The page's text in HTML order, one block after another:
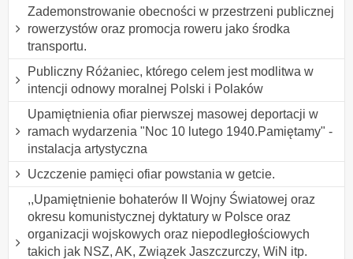
Zademonstrowanie obecności w przestrzeni publicznej
rowerzystów oraz promocja roweru jako środka
transportu.
Publiczny Różaniec, którego celem jest modlitwa w
intencji odnowy moralnej Polski i Polaków
Upamiętnienia ofiar pierwszej masowej deportacji w
ramach wydarzenia "Noc 10 lutego 1940.Pamiętamy" -
instalacja artystyczna
Uczczenie pamięci ofiar powstania w getcie.
,,Upamiętnienie bohaterów II Wojny Światowej oraz
okresu komunistycznej dyktatury w Polsce oraz
organizacji wojskowych oraz niepodległościowych
takich jak NSZ, AK, Związek Jaszczurczy, WiN itp.